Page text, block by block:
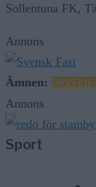
Sollentuna FK,
Annons
Ämnen: BKV
Annons
Sport